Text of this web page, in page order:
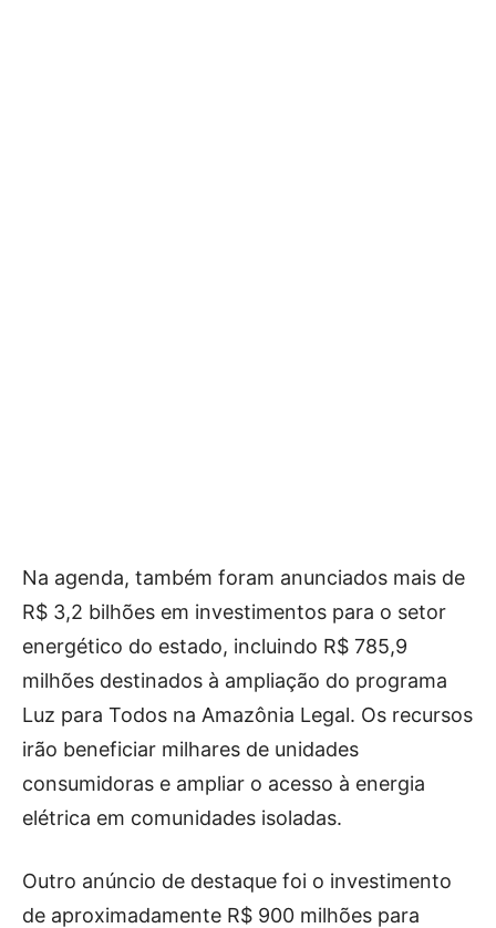
Na agenda, também foram anunciados mais de
R$ 3,2 bilhões em investimentos para o setor
energético do estado, incluindo R$ 785,9
milhões destinados à ampliação do programa
Luz para Todos na Amazônia Legal. Os recursos
irão beneficiar milhares de unidades
consumidoras e ampliar o acesso à energia
elétrica em comunidades isoladas.
Outro anúncio de destaque foi o investimento
de aproximadamente R$ 900 milhões para